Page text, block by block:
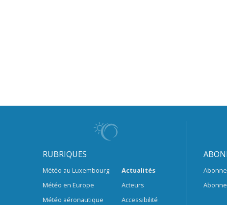
RUBRIQUES
Météo au Luxembourg
Météo en Europe
Météo aéronautique
Actualités
Acteurs
Accessibilité